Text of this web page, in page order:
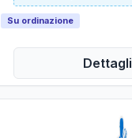
Su ordinazione
Dettagli